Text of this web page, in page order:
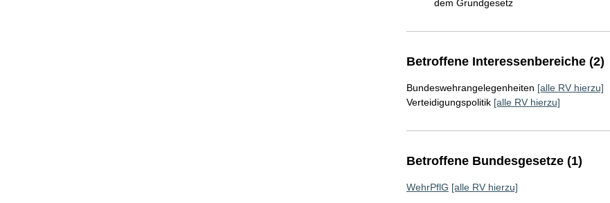
dem Grundgesetz
Betroffene Interessenbereiche (2)
Bundeswehrangelegenheiten [alle RV hierzu]
Verteidigungspolitik [alle RV hierzu]
Betroffene Bundesgesetze (1)
WehrPflG [alle RV hierzu]